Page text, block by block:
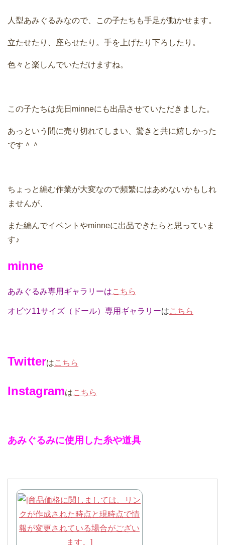
人型あみぐるみなので、この子たちも手足が動かせます。
立たせたり、座らせたり。手を上げたり下ろしたり。
色々と楽しんでいただけますね。
この子たちは先日minneにも出品させていただきました。
あっという間に売り切れてしまい、驚きと共に嬉しかった
です＾＾
ちょっと編む作業が大変なので頻繁にはあめないかもしれ
ませんが、
また編んでイベントやminneに出品できたらと思っていま
す♪
minne
あみぐるみ専用ギャラリーはこちら
オビツ11サイズ（ ドール）専用ギャラリーはこちら
Twitterはこちら
Instagramはこちら
あみぐるみに使用した糸や道具